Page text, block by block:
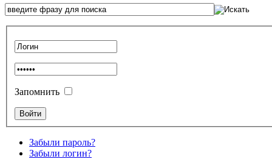
Запомнить
Забыли пароль?
Забыли логин?